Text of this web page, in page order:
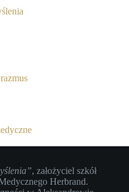
, założyciel szkół
Herbrand.